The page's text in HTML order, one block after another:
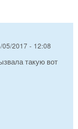
05/2017 - 12:08
такую вот